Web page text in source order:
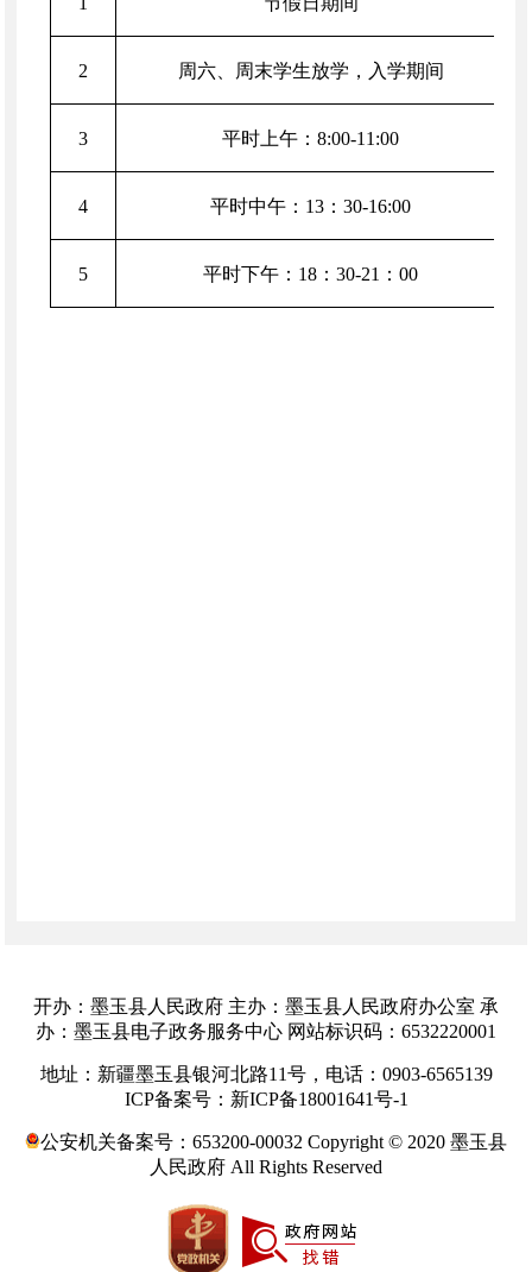
2 周六、周末学生放学，入学期间
3 平时上午：8:00-11:00
4 平时中午：13：30-16:00
5 平时下午：18：30-21：00
开办：墨玉县人民政府 主办：墨玉县人民政府办公室 承
办：墨玉县电子政务服务中心 网站标识码：6532220001
地址：新疆墨玉县银河北路11号，电话：0903-6565139
ICP备案号：新ICP备18001641号-1
公安机关备案号：653200-00032 Copyright © 2020 墨玉县
人民政府 All Rights Reserved